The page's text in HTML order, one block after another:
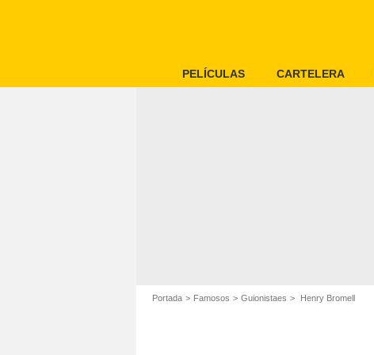
PELÍCULAS CARTELERA
Portada Famosos Guionistaes Henry Bromell